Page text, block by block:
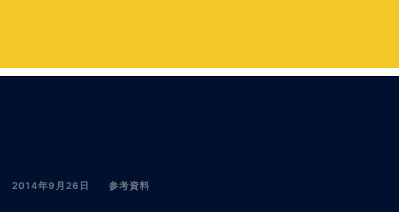
2014年9月26日 参考資料